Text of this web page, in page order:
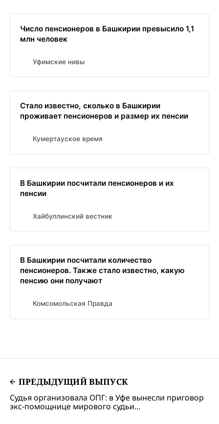
Число пенсионеров в Башкирии превысило 1,1
млн человек
Уфимские нивы
Стало известно, сколько в Башкирии
проживает пенсионеров и размер их пенсии
Кумертауское время
В Башкирии посчитали пенсионеров и их
пенсии
Хайбуллинский вестник
В Башкирии посчитали количество
пенсионеров. Также стало известно, какую
пенсию они получают
Комсомольская Правда
ПРЕДЫДУЩИЙ ВЫПУСК
Судья организовала ОПГ: в Уфе вынесли приговор
экс-помощнице мирового судьи...